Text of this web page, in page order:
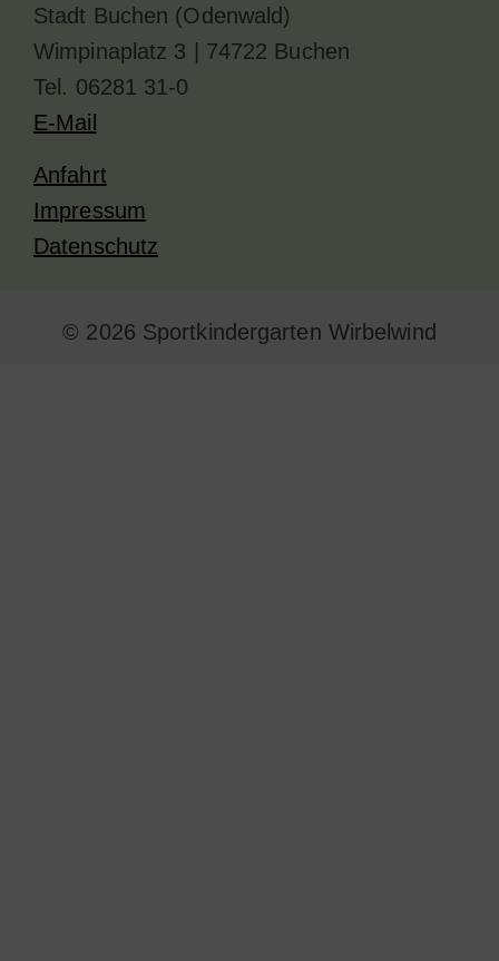
Stadt Buchen (Odenwald)
Wimpinaplatz 3 | 74722 Buchen
Tel. 06281 31-0
E-Mail
Anfahrt
Impressum
Datenschutz
© 2026 Sportkindergarten Wirbelwind